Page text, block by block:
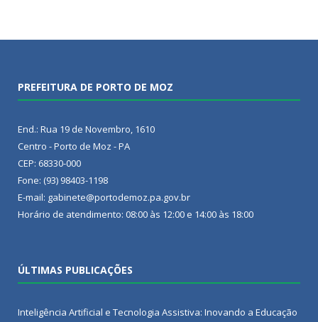
PREFEITURA DE PORTO DE MOZ
End.: Rua 19 de Novembro, 1610
Centro - Porto de Moz - PA
CEP: 68330-000
Fone: (93) 98403-1198
E-mail: gabinete@portodemoz.pa.gov.br
Horário de atendimento: 08:00 às 12:00 e 14:00 às 18:00
ÚLTIMAS PUBLICAÇÕES
Inteligência Artificial e Tecnologia Assistiva: Inovando a Educação